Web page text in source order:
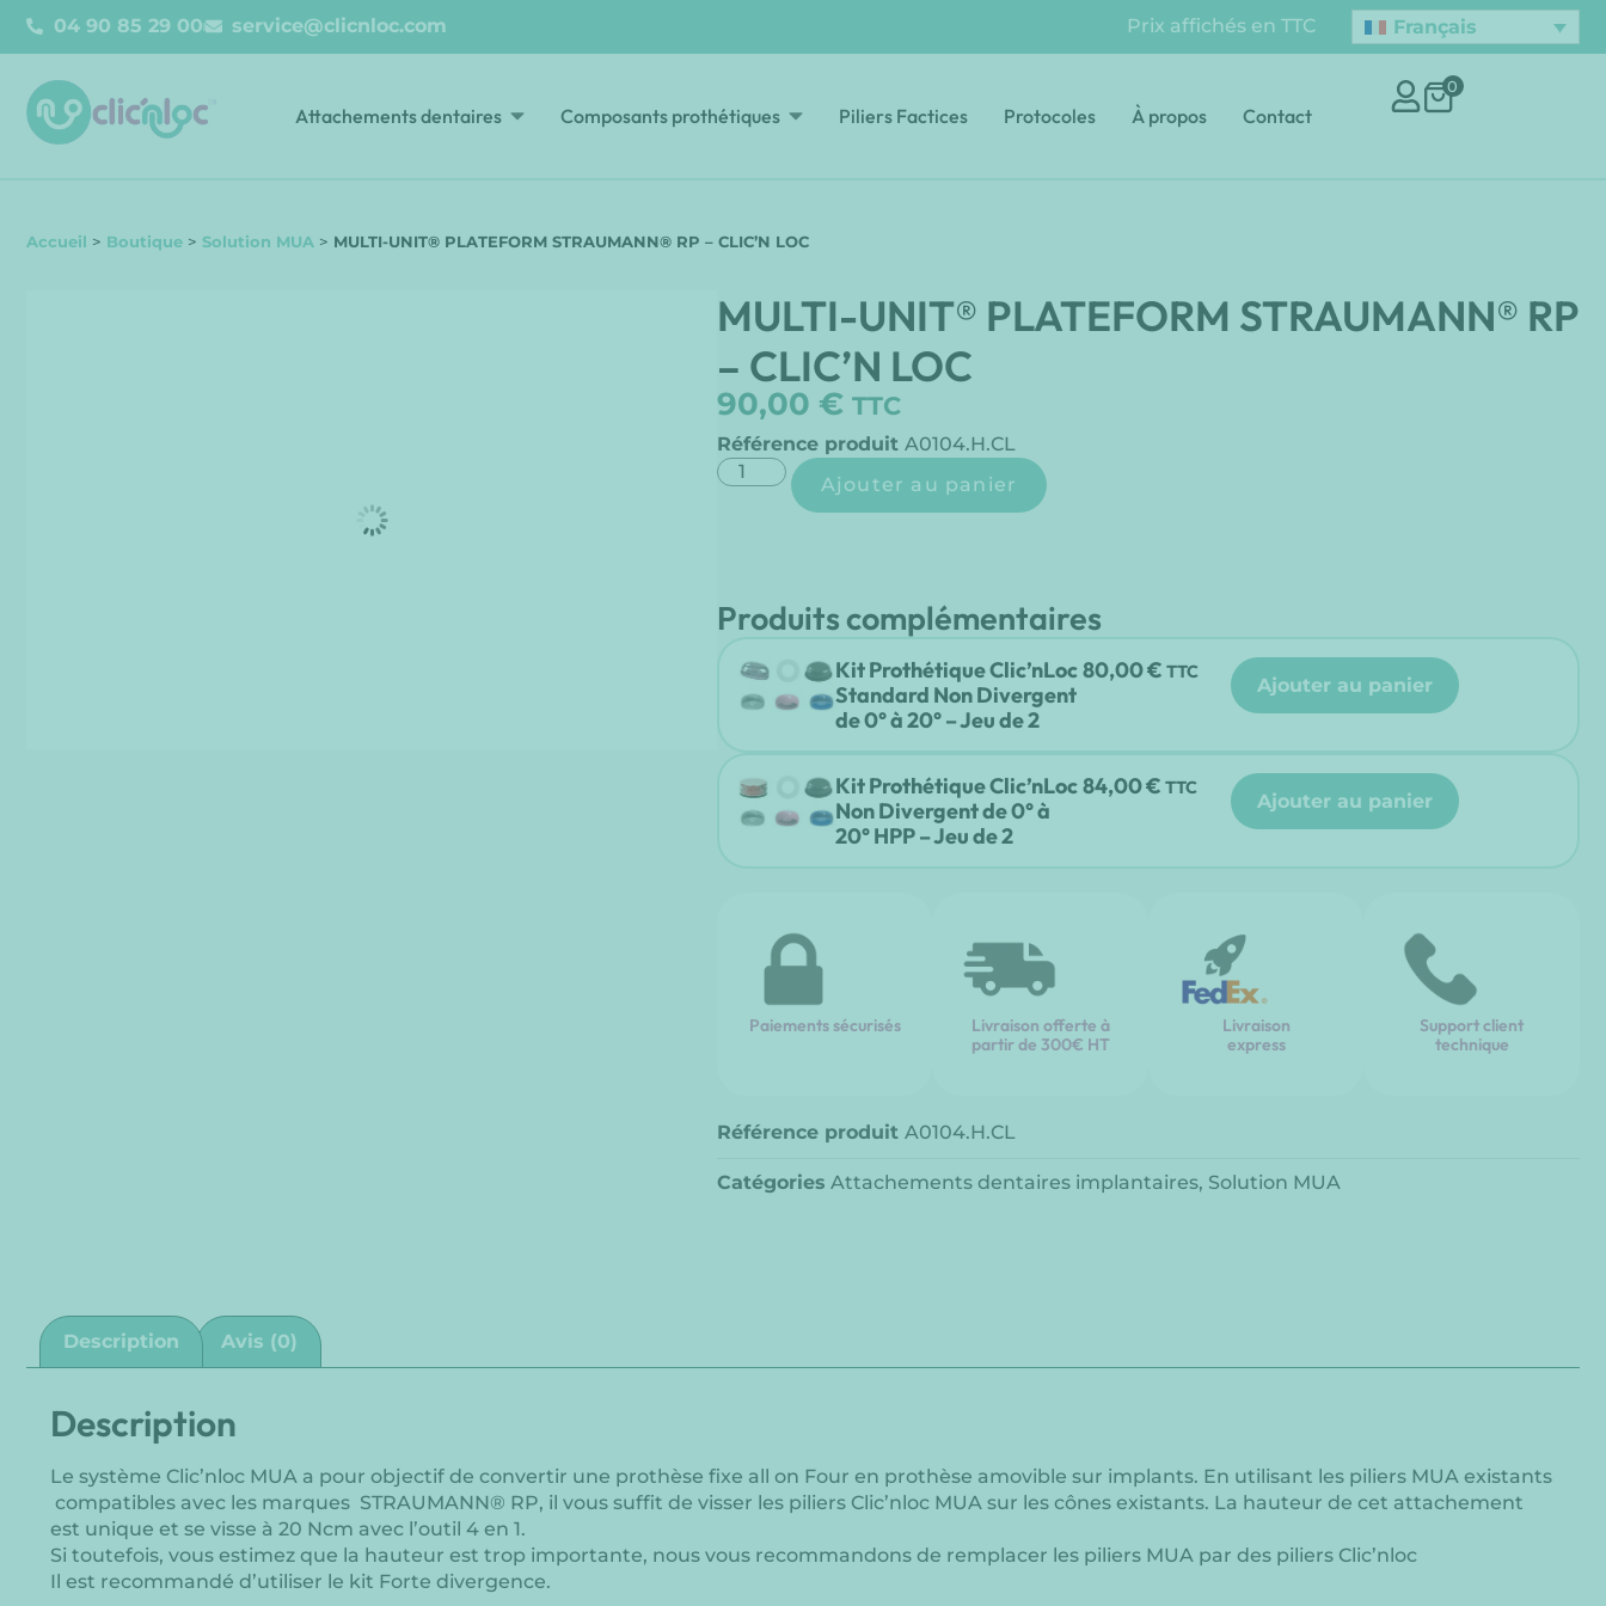
04 90 85 29 00 service@clicnloc.com​ Prix affichés en TTC Français
Attachements dentaires Composants prothétiques Piliers Factices Protocoles À propos Contact
0
Accueil > Boutique > Solution MUA > MULTI-UNIT® PLATEFORM STRAUMANN® RP – CLIC’N LOC
MULTI-UNIT® PLATEFORM STRAUMANN® RP
– CLIC’N LOC
90,00 € TTC
Référence produit A0104.H.CL
Ajouter au panier
Produits complémentaires
Kit Prothétique Clic’nLoc
Standard Non Divergent
de 0° à 20° – Jeu de 2
80,00€ TTC
ajouter au panier
Kit Prothétique Clic’nLoc
Non Divergent de 0° à
20° HPP – Jeu de 2
84,00€ TTC
ajouter au panier
Paiements sécurisés
Livraison offerte à
partir de 300€ HT
Livraison
express
Support client
technique
Référence produit A0104.H.CL
Catégories Attachements dentaires implantaires, Solution MUA
Description Avis (0)
Description
Le système Clic’nloc MUA a pour objectif de convertir une prothèse fixe all on Four en prothèse amovible sur implants. En utilisant les piliers MUA existants
compatibles avec les marques STRAUMANN® RP, il vous suffit de visser les piliers Clic’nloc MUA sur les cônes existants. La hauteur de cet attachement
est unique et se visse à 20 Ncm avec l’outil 4 en 1.
Si toutefois, vous estimez que la hauteur est trop importante, nous vous recommandons de remplacer les piliers MUA par des piliers Clic’nloc
Il est recommandé d’utiliser le kit Forte divergence.